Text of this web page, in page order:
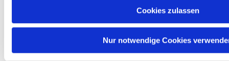
Cookies zulassen
Nur notwendige Cookies
Multiplikator)